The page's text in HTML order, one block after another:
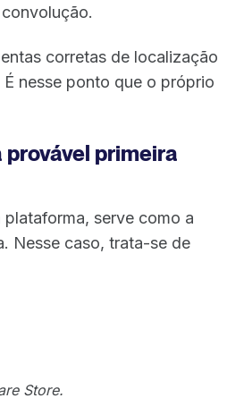
corretas de localização
nesse ponto que o próprio
provável primeira
serve como a
Nesse caso, trata-se de
Store.